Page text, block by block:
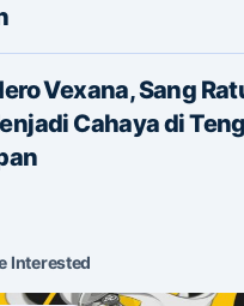
my name and e-mail in this
time I comment.
Vexana, Sang
Cahaya di
Interested